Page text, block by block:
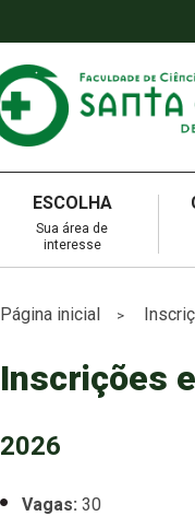
ESCOLHA
Sua área de
interesse
Página inicial >
Inscrições
2026
Vagas: 30